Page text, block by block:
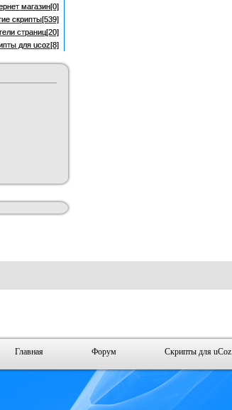
магазин[0]
скрипты[539]
страниц[20]
для ucoz[8]
Главная Форум Скрипты для uCoz